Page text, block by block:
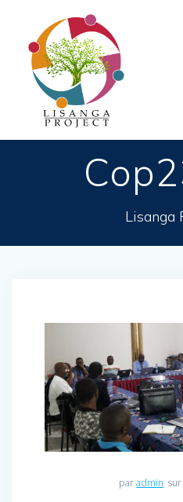
Lisanga
paradmin